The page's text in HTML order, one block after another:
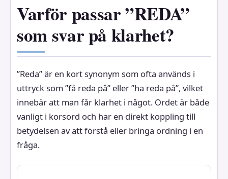
Varför passar ”REDA”
som svar på klarhet?
”Reda” är en kort synonym som ofta används i
uttryck som ”få reda på” eller ”ha reda på”, vilket
innebär att man får klarhet i något. Ordet är både
vanligt i korsord och har en direkt koppling till
betydelsen av att förstå eller bringa ordning i en
fråga.